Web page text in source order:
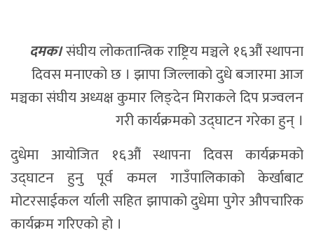
दमक।संघीय लोकतान्त्रिक राष्ट्रिय मञ्चले १६औं स्थापना
दिवस मनाएको छ । झापा जिल्लाको दुधे बजारमा आज
मञ्चका संघीय अध्यक्ष कुमार लिङ्देन मिराकले दिप प्रज्वलन
गरी कार्यक्रमको उद्घाटन गरेका हुन् ।
दुधेमा आयोजित १६औं स्थापना दिवस कार्यक्रमको
उद्घाटन हुनु पूर्व कमल गाउँपालिकाको केर्खाबाट
मोटरसाईकल र्याली सहित झापाको दुधेमा पुगेर औपचारिक
कार्यक्रम गरिएको हो ।